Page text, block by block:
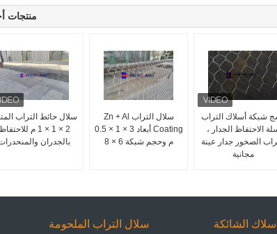
منتجات
سلال حائط التراب
2 × 1 × 1 م
بالجدران
سلال التراب Zn + Al
Coating أبعاد 3 × 1 × 0.5
م وحجم شبكة 6 × 8
شبكة أسلاك التراب
الاحتفاظ الجدار ،
الصخور جدار عينة
مجانية
سلال التراب الملحومة الشائكة